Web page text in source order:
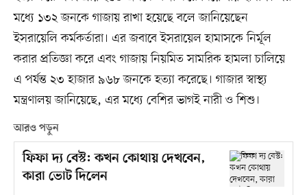
মধ্যে ১৩২ জনকে গাজায় রাখা হয়েছে বলে জানিয়েছেন
ইসরায়েলি কর্মকর্তারা। এর জবাবে ইসরায়েল হামাসকে নির্মূল
করার প্রতিজ্ঞা করে এবং গাজায় নিয়মিত সামরিক হামলা চালিয়ে
এ পর্যন্ত ২৩ হাজার ৯৬৮ জনকে হত্যা করেছে। গাজার স্বাস্থ্য
মন্ত্রণালয় জানিয়েছে, এর মধ্যে বেশির ভাগই নারী ও শিশু।
আরও পড়ুন
ফিফা দ্য বেস্ট: কখন কোথায় দেখবেন,
কারা ভোট দিলেন